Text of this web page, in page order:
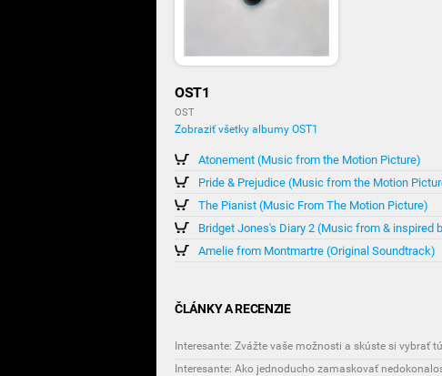
OST1
OST
Zobraziť všetky albumy OST1
Atonement (Music from the Motion Picture)
Pride & Prejudice (Music from the Motion
The Pianist (Music From The Motion Picture)
Bridget Jones's Diary 2 (Music from & inspired
Amelie from Montmartre (Original Soundtrack)
ČLÁNKY A RECENZIE
Interesante: Zvážte vaše možnosti a skúste si vybrať
Interesante: Ako jednoducho zamaskovať